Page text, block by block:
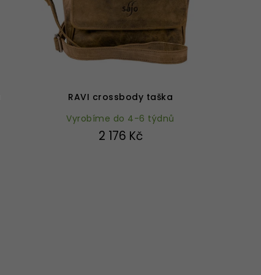
RAVI crossbody taška
produktu
5,0
z
5
Vyrobíme do 4-6 týdnů
2 176 Kč